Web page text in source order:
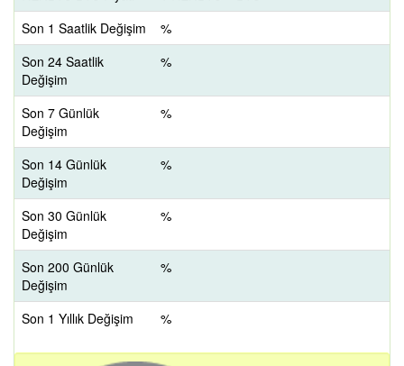
Son 1 Saatlik Değişim
%
Son 24 Saatlik
Değişim
%
Son 7 Günlük
Değişim
%
Son 14 Günlük
Değişim
%
Son 30 Günlük
Değişim
%
Son 200 Günlük
Değişim
%
Son 1 Yıllık Değişim %